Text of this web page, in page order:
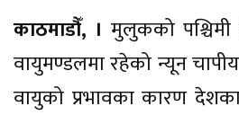
काठमाडौँ, । मुलुकको पश्चिमी
वायुमण्डलमा रहेको न्यून
वायुको प्रभावका कारण